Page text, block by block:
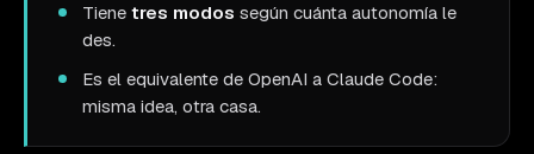
Tiene tres modos según cuánta autonomía le
des.
Es el equivalente de OpenAI a Claude Code:
misma idea, otra casa.